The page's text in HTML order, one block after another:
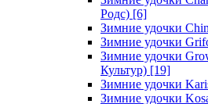
Родс) [6]
Зимние удочки
Зимние удочки
Зимние удочки
Культур) [19]
Зимние удочки
Зимние удочки